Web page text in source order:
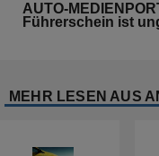
AUTO-
Führerschein ist
MEHR LESEN AUS